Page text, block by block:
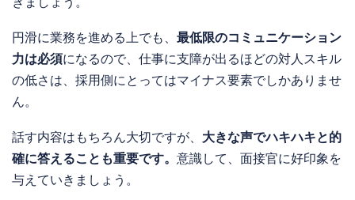
円滑に業務を進める上でも、 最低限のコミュニケーション
力は必須になるので、仕事に支障が出るほどの対人スキル
の低さは、採用側にとってはマイナス要素でしかありませ
ん。
話す内容はもちろん大切ですが、 大きな声でハキハキと的
確に答えることも重要です。 意識して、面接官に好印象を
与えていきましょう。